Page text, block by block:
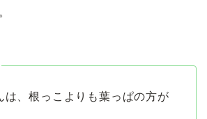
は、根っこよりも葉っぱの方が